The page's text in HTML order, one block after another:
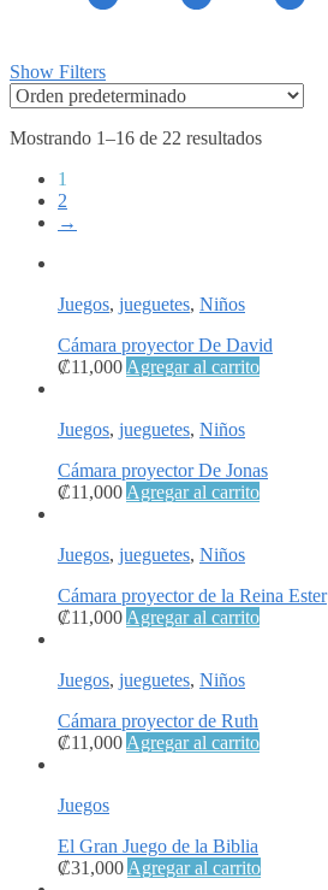
Show Filters
Mostrando 1–16 de 22 resultados
1
2
→
Juegos, jueguetes, Niños
Cámara proyector De David
₡11,000 Agregar al carrito
Juegos, jueguetes, Niños
Cámara proyector De Jonas
₡11,000 Agregar al carrito
Juegos, jueguetes, Niños
Cámara proyector de la Reina Ester
₡11,000 Agregar al carrito
Juegos, jueguetes, Niños
Cámara proyector de Ruth
₡11,000 Agregar al carrito
Juegos
El Gran Juego de la Biblia
₡31,000 Agregar al carrito